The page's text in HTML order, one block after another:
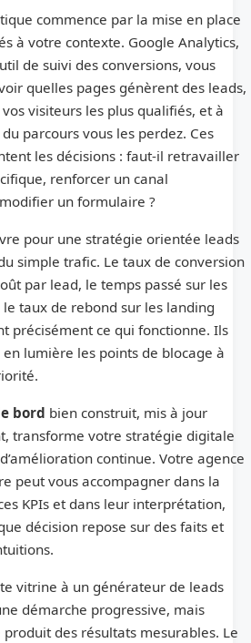
commence par la mise en place
à votre contexte. Google Analytics,
de suivi des conversions, vous
quelles pages génèrent des leads,
vos visiteurs les plus qualifiés, et à
parcours vous les perdez. Ces
les décisions : faut-il retravailler
renforcer un canal
modifier un formulaire ?
pour une stratégie orientée leads
simple trafic. Le taux de conversion
par lead, le temps passé sur les
le taux de rebond sur les landing
précisément ce qui fonctionne. Ils
lumière les points de blocage à
bord bien construit, mis à jour
transforme votre stratégie digitale
continue. Votre agence
peut vous accompagner dans la
KPIs et dans leur interprétation,
décision repose sur des faits et
vitrine à un générateur de leads
démarche progressive, mais
des résultats mesurables. Le